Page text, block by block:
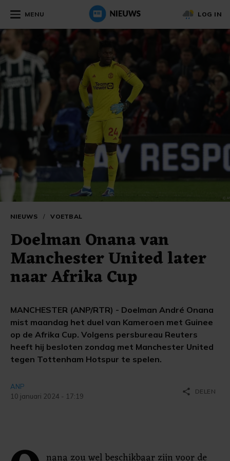
MENU LOG IN
NIEUWS / VOETBAL
Doelman Onana van
Manchester United later
naar Afrika Cup
MANCHESTER (ANP/RTR) - Doelman André Onana
mist maandag het duel van Kameroen met Guinee
op de Afrika Cup. Volgens persbureau Reuters
heeft hij besloten zondag met Manchester United
tegen Tottenham Hotspur te spelen.
ANP
10 januari 2024 - 17:19
share DELEN